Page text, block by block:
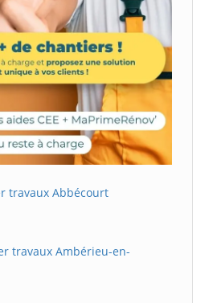
travaux Abbécourt
travaux Ambérieu-en-